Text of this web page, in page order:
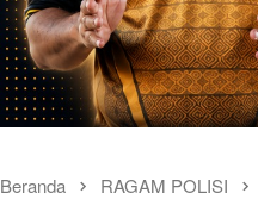
Beranda RAGAM POLISI